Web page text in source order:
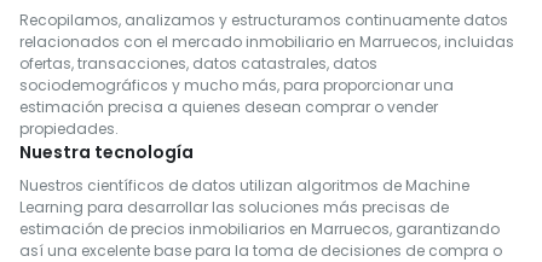
Recopilamos, analizamos y estructuramos continuamente datos
relacionados con el mercado inmobiliario en Marruecos, incluidas
ofertas, transacciones, datos catastrales, datos
sociodemográficos y mucho más, para proporcionar una
estimación precisa a quienes desean comprar o vender
propiedades.
Nuestra tecnología
Nuestros científicos de datos utilizan algoritmos de Machine
Learning para desarrollar las soluciones más precisas de
estimación de precios inmobiliarios en Marruecos, garantizando
así una excelente base para la toma de decisiones de compra o